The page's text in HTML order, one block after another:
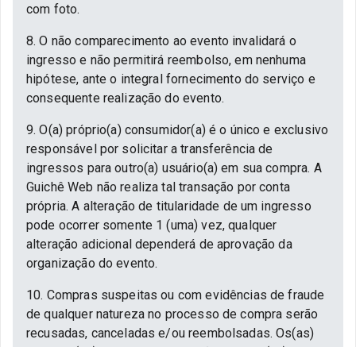
com foto.
8. O não comparecimento ao evento invalidará o
ingresso e não permitirá reembolso, em nenhuma
hipótese, ante o integral fornecimento do serviço e
consequente realização do evento.
9. O(a) próprio(a) consumidor(a) é o único e exclusivo
responsável por solicitar a transferência de
ingressos para outro(a) usuário(a) em sua compra. A
Guichê Web não realiza tal transação por conta
própria. A alteração de titularidade de um ingresso
pode ocorrer somente 1 (uma) vez, qualquer
alteração adicional dependerá de aprovação da
organização do evento.
10. Compras suspeitas ou com evidências de fraude
de qualquer natureza no processo de compra serão
recusadas, canceladas e/ou reembolsadas. Os(as)